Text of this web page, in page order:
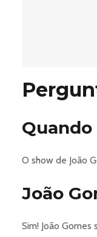
Quando
O show de João
João
Sim! João